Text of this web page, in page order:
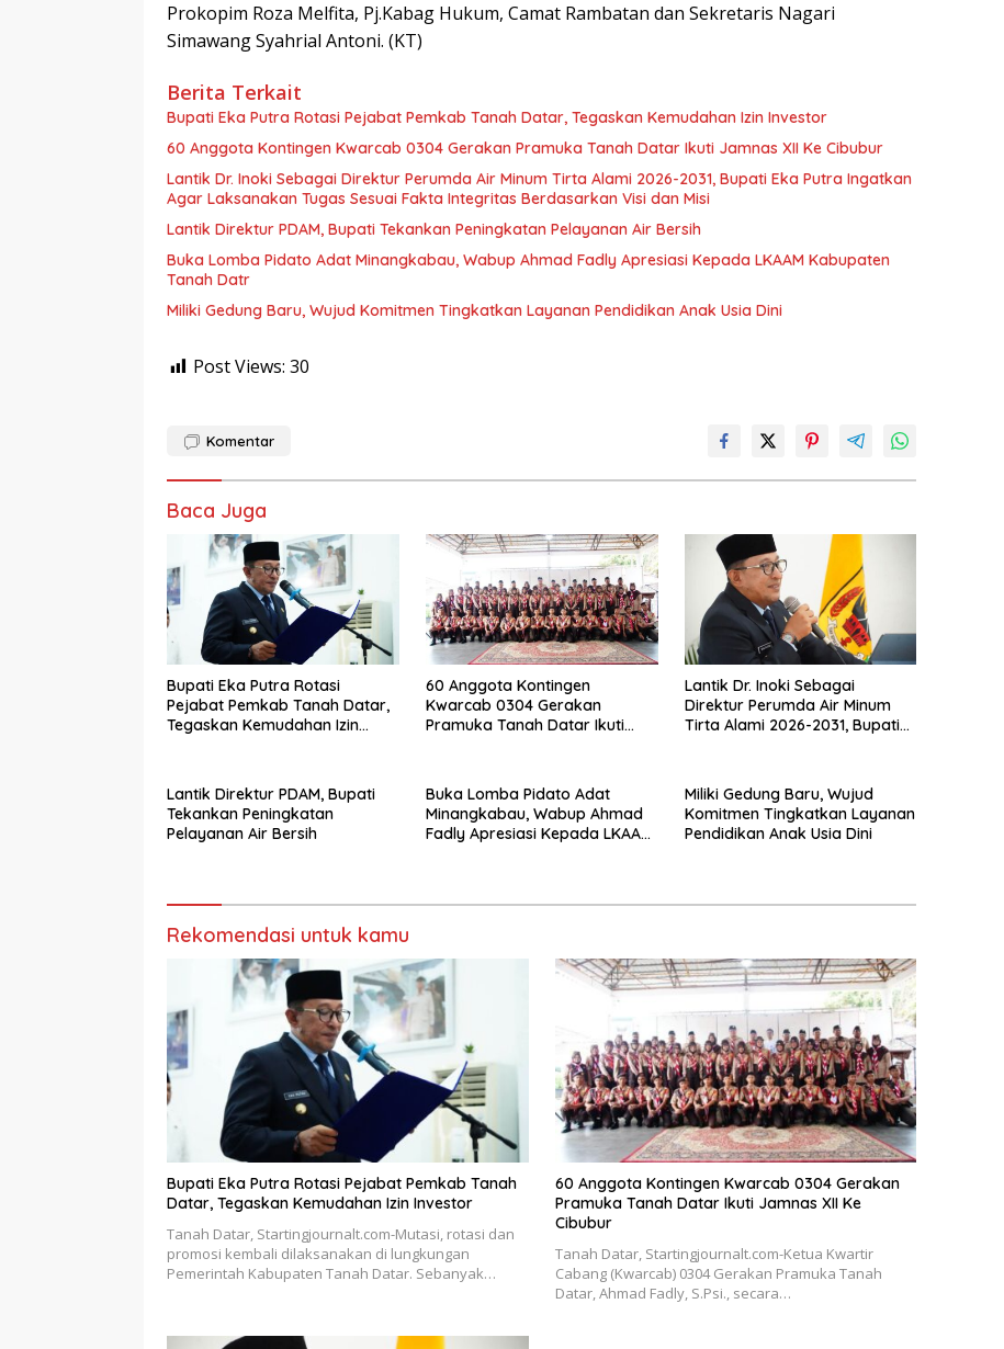
Prokopim Roza Melfita, Pj.Kabag Hukum, Camat Rambatan dan Sekretaris Nagari
Simawang Syahrial Antoni. (KT)
Berita Terkait
Bupati Eka Putra Rotasi Pejabat Pemkab Tanah Datar, Tegaskan Kemudahan Izin Investor
60 Anggota Kontingen Kwarcab 0304 Gerakan Pramuka Tanah Datar Ikuti Jamnas XII Ke Cibubur
Lantik Dr. Inoki Sebagai Direktur Perumda Air Minum Tirta Alami 2026-2031, Bupati Eka Putra Ingatkan
Agar Laksanakan Tugas Sesuai Fakta Integritas Berdasarkan Visi dan Misi
Lantik Direktur PDAM, Bupati Tekankan Peningkatan Pelayanan Air Bersih
Buka Lomba Pidato Adat Minangkabau, Wabup Ahmad Fadly Apresiasi Kepada LKAAM Kabupaten
Tanah Datr
Miliki Gedung Baru, Wujud Komitmen Tingkatkan Layanan Pendidikan Anak Usia Dini
Post Views: 30
Komentar
Baca Juga
Bupati Eka Putra Rotasi
Pejabat Pemkab Tanah Datar,
Tegaskan Kemudahan Izin
60 Anggota Kontingen
Kwarcab 0304 Gerakan
Pramuka Tanah Datar Ikuti
Lantik Dr. Inoki Sebagai
Direktur Perumda Air Minum
Tirta Alami 2026-2031, Bupati
Fakta Integritas Berdasarkan
Visi dan Misi
Lantik Direktur PDAM, Bupati
Tekankan Peningkatan
Pelayanan Air Bersih
Buka Lomba Pidato Adat
Minangkabau, Wabup Ahmad
Fadly Apresiasi Kepada LKAAM
Miliki Gedung Baru, Wujud
Komitmen Tingkatkan Layanan
Pendidikan Anak Usia Dini
Rekomendasi untuk kamu
Bupati Eka Putra Rotasi Pejabat Pemkab Tanah
Datar, Tegaskan Kemudahan Izin Investor
Tanah Datar, Startingjournalt.com-Mutasi, rotasi dan
promosi kembali dilaksanakan di lungkungan
Pemerintah Kabupaten Tanah Datar. Sebanyak…
60 Anggota Kontingen Kwarcab 0304 Gerakan
Pramuka Tanah Datar Ikuti Jamnas XII Ke
Cibubur
Tanah Datar, Startingjournalt.com-Ketua Kwartir
Cabang (Kwarcab) 0304 Gerakan Pramuka Tanah
Datar, Ahmad Fadly, S.Psi., secara…